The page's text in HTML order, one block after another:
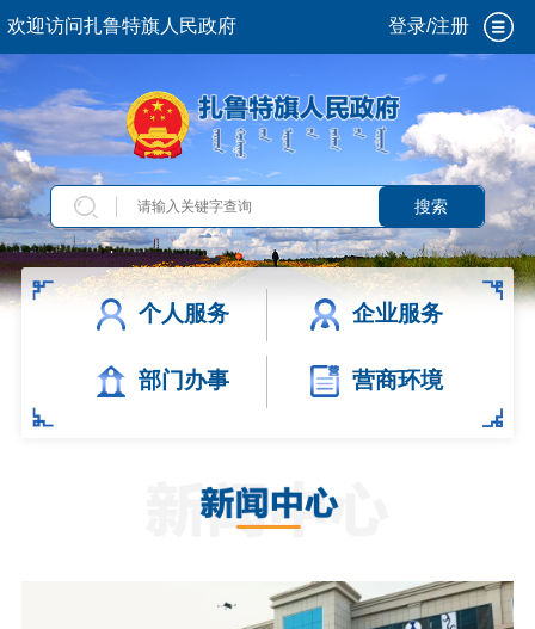
欢迎访问扎鲁特旗人民政府 登录/注册
搜索
个人服务 企业服务
部门办事 营商环境